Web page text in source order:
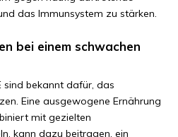
das Immunsystem zu stärken.
bei einem schwachen
sind bekannt dafür, das
Eine ausgewogene Ernährung
mit gezielten
kann dazu beitragen, ein